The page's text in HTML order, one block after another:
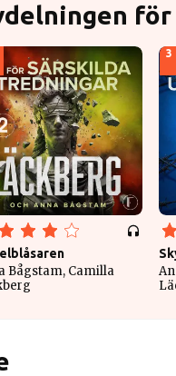
Bågstam, Camilla
3